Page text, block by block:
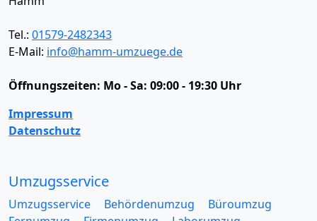
Tel.: 01579-2482343
E-Mail: info@hamm-umzuege.de
Öffnungszeiten: Mo - Sa: 09:00 - 19:30 Uhr
Impressum
Datenschutz
Umzugsservice
Umzugsservice Behördenumzug
Büroumzug